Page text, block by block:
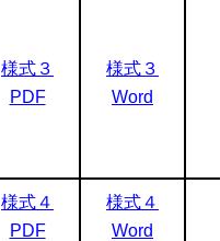
様式３
PDF
様式３
Word
様式４
PDF
様式４
Word